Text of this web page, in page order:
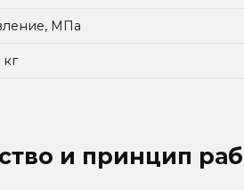
МПа
кг
и принцип